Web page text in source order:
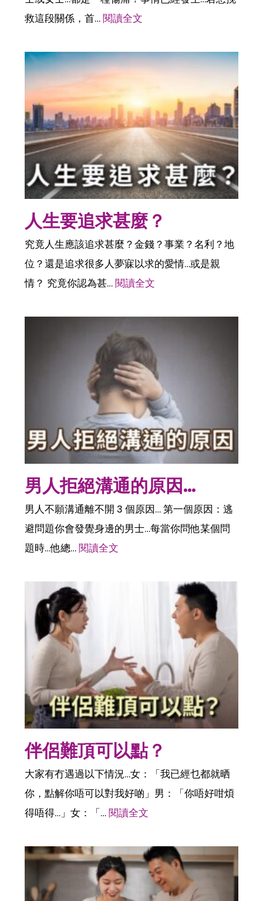
救這段關係，首…閱讀全文
人生要追求甚麼？
究竟人生應該追求甚麼？金錢？事業？名利？地
位？還是追求很多人夢寐以求的愛情…或是親
情？ 究竟你認為甚…閱讀全文
男人拒絕溝通的原因…
男人不願溝通離不開 3 個原因… 第一個原因：逃
避問題你會發覺身邊的男士…每當你問他某個問
題時…他總…閱讀全文
伴侶難頂可以點？
大家有冇遇過以下情況…女：「我已經乜都就晒
你，點解你唔可以對我好啲」男：「你唔好咁煩
得唔得…」女：「…閱讀全文